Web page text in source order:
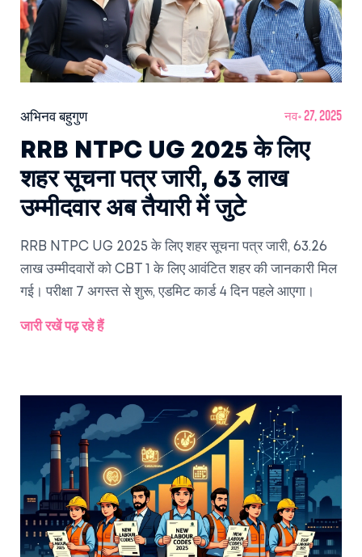
अभिनव बहुगुण नव॰ 27, 2025
RRB NTPC UG 2025 के लिए
शहर सूचना पत्र जारी, 63 लाख
उम्मीदवार अब तैयारी में जुटे
RRB NTPC UG 2025 के लिए शहर सूचना पत्र जारी, 63.26
लाख उम्मीदवारों को CBT 1 के लिए आवंटित शहर की जानकारी मिल
गई। परीक्षा 7 अगस्त से शुरू, एडमिट कार्ड 4 दिन पहले आएगा।
जारी रखें पढ़ रहे हैं